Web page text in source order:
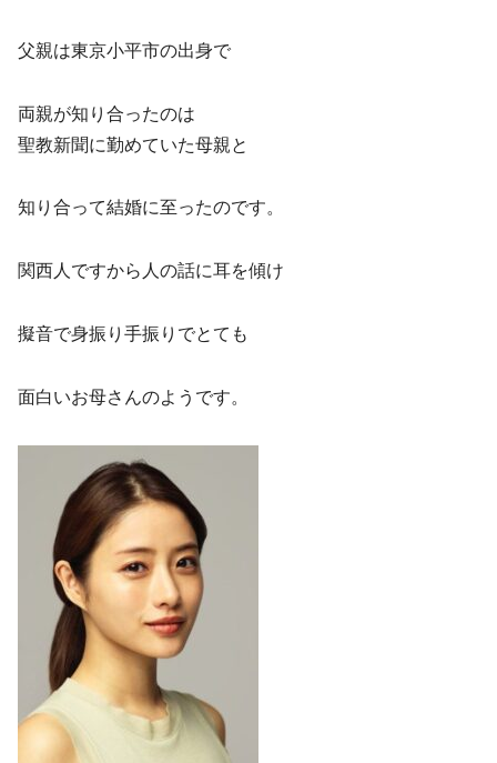
父親は東京小平市の出身で
両親が知り合ったのは
聖教新聞に勤めていた母親と
知り合って結婚に至ったのです。
関西人ですから人の話に耳を傾け
擬音で身振り手振りでとても
面白いお母さんのようです。